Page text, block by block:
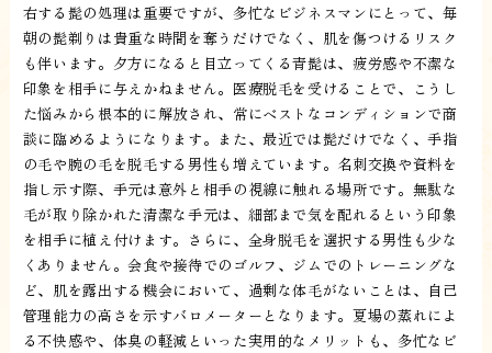
右する髭の処理は重要ですが、多忙なビジネスマンにとって、毎
朝の髭剃りは貴重な時間を奪うだけでなく、肌を傷つけるリスク
も伴います。夕方になると目立ってくる青髭は、疲労感や不潔な
印象を相手に与えかねません。医療脱毛を受けることで、こうし
た悩みから根本的に解放され、常にベストなコンディションで商
談に臨めるようになります。また、最近では髭だけでなく、手指
の毛や腕の毛を脱毛する男性も増えています。名刺交換や資料を
指し示す際、手元は意外と相手の視線に触れる場所です。無駄な
毛が取り除かれた清潔な手元は、細部まで気を配れるという印象
を相手に植え付けます。さらに、全身脱毛を選択する男性も少な
くありません。会食や接待でのゴルフ、ジムでのトレーニングな
ど、肌を露出する機会において、過剰な体毛がないことは、自己
管理能力の高さを示すバロメーターとなります。夏場の蒸れによ
る不快感や、体臭の軽減といった実用的なメリットも、多忙なビ